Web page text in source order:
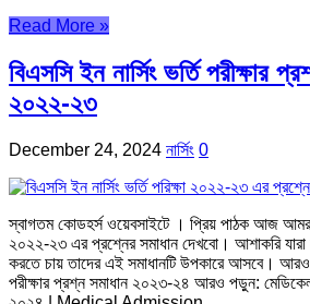
Read More »
বিএসসি ইন নার্সিং ভর্তি পরীক্ষার
২০২২-২৩
December 24, 2024 নার্সিং 0
স্বাগতম কোডহর্স ওয়েবসাইটে । প্রিয় পাঠক আজ আমরা
২০২২-২৩ এর প্রশ্নের সমাধান দেখবো। আশাকরি যারা
করতে চায় তাদের এই সমাধানটি উপকারে আসবে। আরও
পরীক্ষার প্রশ্ন সমাধান ২০২৩-২৪ আরও পড়ুন: মেডিকেল